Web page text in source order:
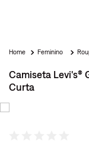
Feminino
Camiseta Levi's®
Curta